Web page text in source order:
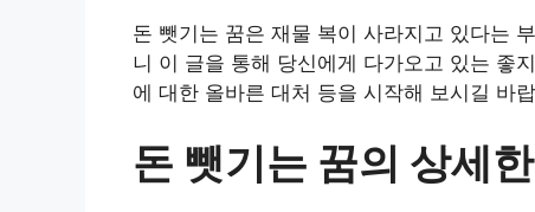
돈 뺏기는 꿈은 재물 복이 사라지고 있다는
니 이 글을 통해 당신에게 다가오고 있는 좋
에 대한 올바른 대처 등을 시작해 보시길 바
돈 뺏기는 꿈의 상세